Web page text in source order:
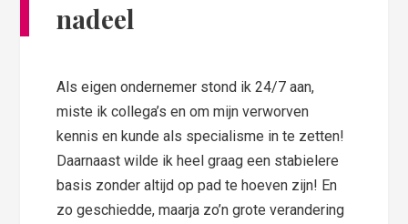
nadeel
Als eigen ondernemer stond ik 24/7 aan,
miste ik collega’s en om mijn verworven
kennis en kunde als specialisme in te zetten!
Daarnaast wilde ik heel graag een stabielere
basis zonder altijd op pad te hoeven zijn! En
zo geschiedde, maarja zo’n grote verandering